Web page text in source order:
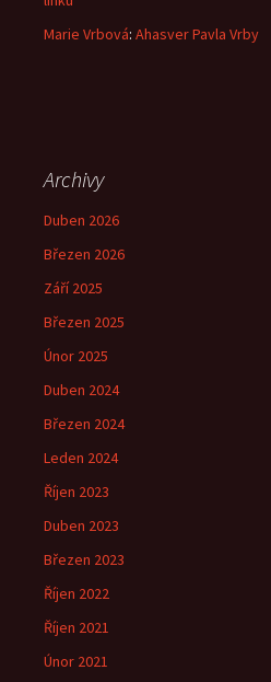
Marie Vrbová: Ahasver Pavla Vrby
Archivy
Duben 2026
Březen 2026
Září 2025
Březen 2025
Únor 2025
Duben 2024
Březen 2024
Leden 2024
Říjen 2023
Duben 2023
Březen 2023
Říjen 2022
Říjen 2021
Únor 2021